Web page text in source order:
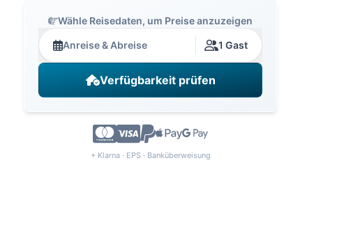
Wähle Reisedaten, um Preise anzuzeigen
Anreise & Abreise 1 Gast
Verfügbarkeit prüfen
+ Klarna · EPS · Banküberweisung